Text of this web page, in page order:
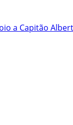
a Capitão